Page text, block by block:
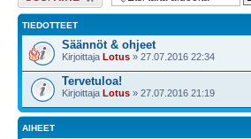
TIEDOTTEET
Säännöt & ohjeet
Kirjoittaja Lotus » 27.07.2016 22:34
Tervetuloa!
Kirjoittaja Lotus » 27.07.2016 21:19
AIHEET